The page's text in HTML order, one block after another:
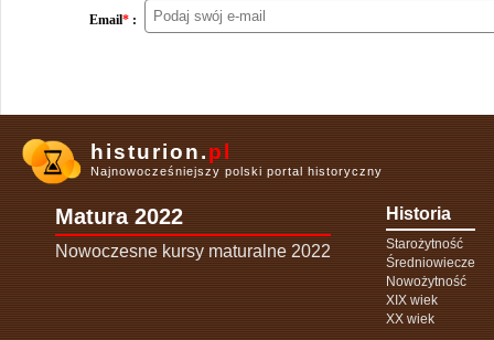
Email* :
histurion.pl
Najnowocześniejszy polski portal historyczny
Matura 2022
Nowoczesne kursy maturalne 2022
Historia
Starożytność
Średniowiecze
Nowożytność
XIX wiek
XX wiek